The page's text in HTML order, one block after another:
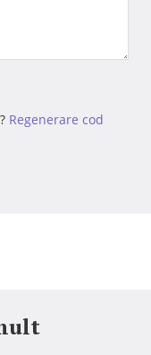
Regenerare cod